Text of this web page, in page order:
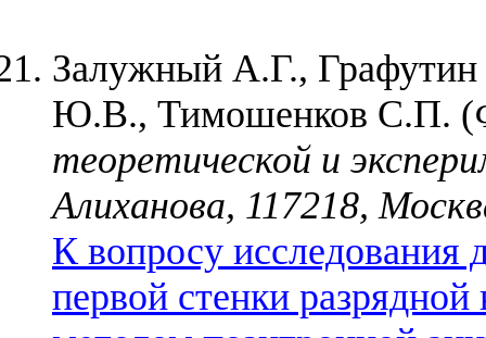
Залужный А.Г.,
Ю.В., Тимошенков С.П. (
теоретической и
Алиханова, 117218,
К вопросу исследования
первой стенки